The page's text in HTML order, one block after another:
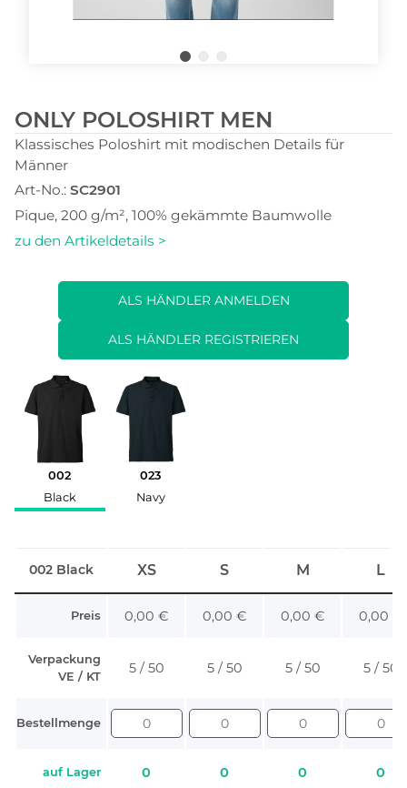
ONLY POLOSHIRT MEN
Klassisches Poloshirt mit modischen Details für
Männer
Art-No.: SC2901
Pique, 200 g/m², 100% gekämmte Baumwolle
zu den Artikeldetails >
ALS HÄNDLER ANMELDEN
ALS HÄNDLER REGISTRIEREN
002
Black
023
Navy
002 Black XS S M L
Preis 0,00 € 0,00 € 0,00 € 0,00 €
Verpackung
VE / KT
5 / 50 5 / 50 5 / 50 5 / 50
Bestellmenge
auf Lager 0 0 0
0